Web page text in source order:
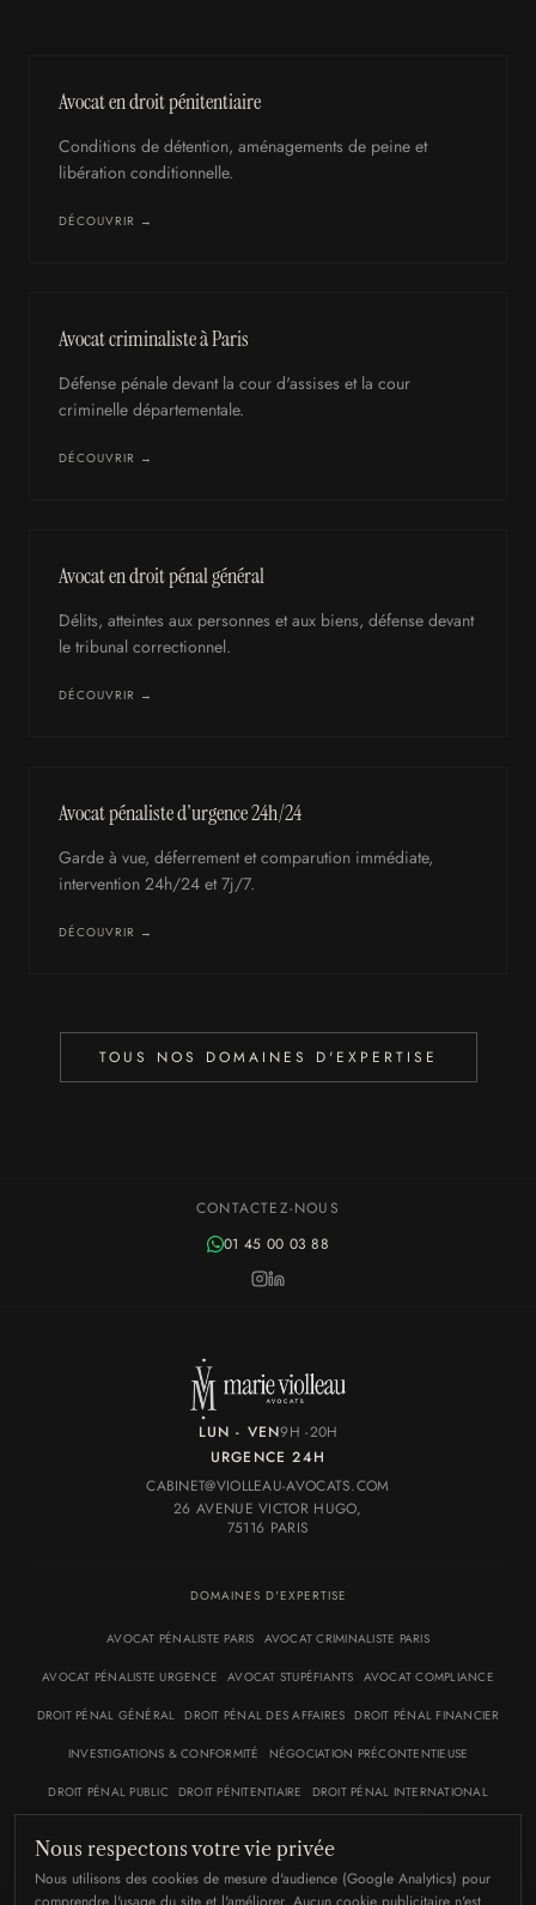
Nous respectons votre vie privée
Nous utilisons des cookies de mesure d'audience (Google Analytics) pour
Avocat en droit pénitentiaire
Conditions de détention, aménagements de peine et
libération conditionnelle.
DÉCOUVRIR →
Avocat criminaliste à Paris
Défense pénale devant la cour d'assises et la cour
criminelle départementale.
DÉCOUVRIR →
Avocat en droit pénal général
Délits, atteintes aux personnes et aux biens, défense devant
le tribunal correctionnel.
DÉCOUVRIR →
Avocat pénaliste d'urgence 24h/24
Garde à vue, déferrement et comparution immédiate,
intervention 24h/24 et 7j/7.
DÉCOUVRIR →
TOUS NOS DOMAINES D'EXPERTISE
CONTACTEZ-NOUS
01 45 00 03 88
LUN - VEN9H -20H
URGENCE 24H
CABINET@VIOLLEAU-AVOCATS.COM
26 AVENUE VICTOR HUGO,
75116 PARIS
DOMAINES D'EXPERTISE
AVOCAT PÉNALISTE PARIS AVOCAT CRIMINALISTE PARIS
AVOCAT PÉNALISTE URGENCE AVOCAT STUPÉFIANTS AVOCAT COMPLIANCE
DROIT PÉNAL GÉNÉRAL DROIT PÉNAL DES AFFAIRES DROIT PÉNAL FINANCIER
INVESTIGATIONS & CONFORMITÉ NÉGOCIATION PRÉCONTENTIEUSE
DROIT PÉNAL PUBLIC DROIT PÉNITENTIAIRE DROIT PÉNAL INTERNATIONAL
DROIT DE LA PRESSE & E-RÉPUTATION DROIT PÉNAL SOCIAL